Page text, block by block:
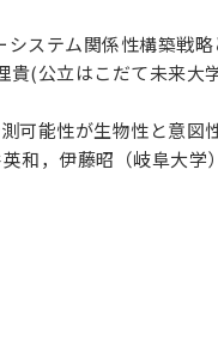
ステム関係性構築戦略
(公立はこだて未来大
可能性が生物性と意図
和，伊藤昭（岐阜大学）